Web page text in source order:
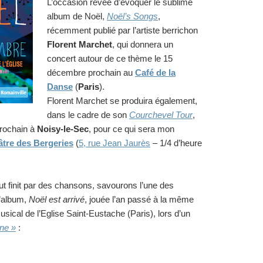
album de Noël, Noël’s Songs,
récemment publié par l’artiste berrichon
Florent Marchet, qui donnera un
concert autour de ce thème le 15
décembre prochain au Café de la
Danse (Paris).
Florent Marchet se produira également,
dans le cadre de son Courchevel Tour,
à Noisy-le-Sec, pour ce qui sera mon
des Bergeries (5, rue Jean Jaurès – 1/4 d’heure
finit par des chansons, savourons l’une des
Noël est arrivé, jouée l’an passé à la même
de l’Eglise Saint-Eustache (Paris), lors d’un
» :